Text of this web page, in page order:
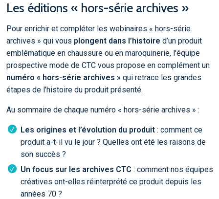
Les éditions « hors-série archives »
Pour enrichir et compléter les webinaires « hors-série
archives » qui vous plongent dans l’histoire d’un produit
emblématique en chaussure ou en maroquinerie, l'équipe
prospective mode de CTC vous propose en complément un
numéro « hors-série archives »qui retrace les grandes
étapes de l’histoire du produit présenté.
Au sommaire de chaque numéro « hors-série archives » :
Les origines et l’évolution du produit: comment ce
produit a-t-il vu le jour ? Quelles ont été les raisons de
son succès ?
Un focus sur les archives CTC : comment nos équipes
créatives ont-elles réinterprété ce produit depuis les
années 70 ?